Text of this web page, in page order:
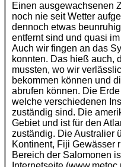
Einen ausgewachsenen
noch nie seit Wetter
dennoch etwas
entfernt sind und quasi
Auch wir fingen an das
konnten. Das hieß auch,
mussten, wo wir
bekommen können und
abrufen können. Die
welche verschiedenen
zuständig sind. Die
Gebiet und ist für den
zuständig. Die Australier
Kontinent, Fiji Gewässer
Bereich der Salomonen